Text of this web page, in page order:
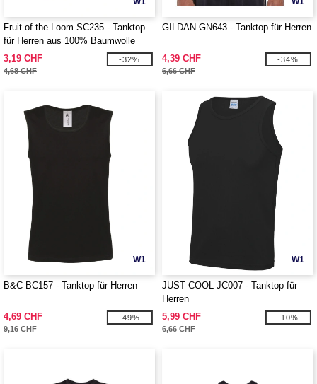
Fruit of the Loom SC235 - Tanktop
für Herren aus 100% Baumwolle
3,19 CHF
4,68 CHF
-32%
GILDAN GN643 - Tanktop für Herren
4,39 CHF
6,66 CHF
-34%
W1
B&C BC157 - Tanktop für Herren
4,69 CHF
9,16 CHF
-49%
W1
JUST COOL JC007 - Tanktop für
Herren
5,99 CHF
6,66 CHF
-10%